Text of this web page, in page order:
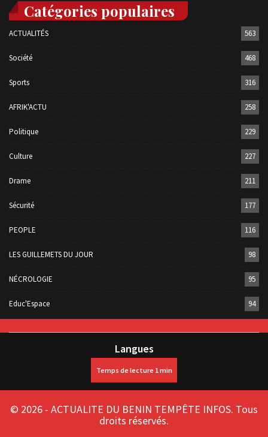
Catégories populaires
ACTUALITÉS 563
Société 468
Sports 316
AFRIK'ACTU 258
Politique 229
Culture 227
Drame 211
Sécurité 177
PEOPLE 116
LES GUILLEMETS DU JOUR 98
NÉCROLOGIE 95
Educ'Espace 94
Langues
© 2026 - ACTUALITE DU BENIN TEMPÊTE INFOS. Tous
droits réservés.